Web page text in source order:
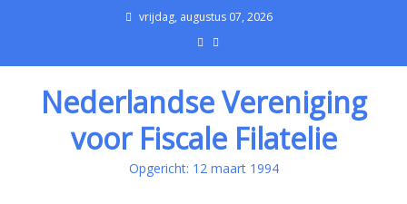
vrijdag, augustus 07, 2026
Nederlandse Vereniging
voor Fiscale Filatelie
Opgericht: 12 maart 1994